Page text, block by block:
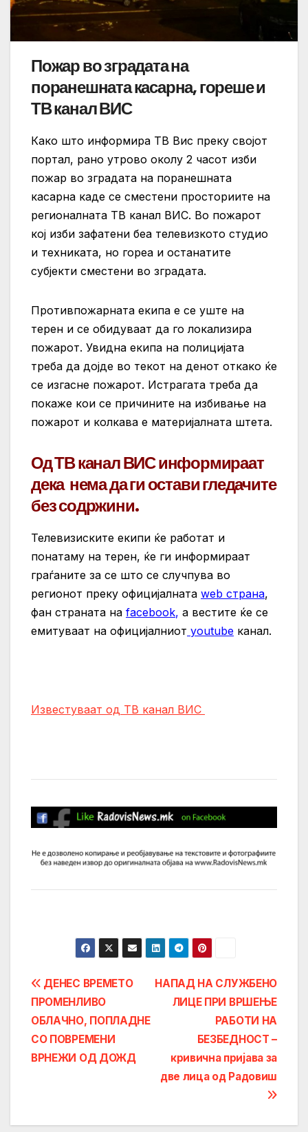
Пожар во зградата на
поранешната касарна, гореше и
ТВ канал ВИС
Како што информира ТВ Вис преку својот
портал, рано утрово околу 2 часот изби
пожар во зградата на поранешната
касарна каде се сместени просториите на
регионалната ТВ канал ВИС. Во пожарот
кој изби зафатени беа телевизкото студио
и техниката, но гореа и останатите
субјекти сместени во зградата.
Противпожарната екипа е се уште на
терен и се обидуваат да го локализира
пожарот. Увидна екипа на полицијата
треба да дојде во текот на денот откако ќе
се изгасне пожарот. Истрагата треба да
покаже кои се причините на избивање на
пожарот и колкава е материјалната штета.
Од ТВ канал ВИС информираат
дека нема да ги остави гледачите
без содржини.
Телевизиските екипи ќе работат и
понатаму на терен, ќе ги информираат
граѓаните за се што се случпува во
регионот преку официјалната web страна,
фан страната на facebook, а вестите ќе се
емитуваат на официјалниот youtube канал.
Известуваат од ТВ канал ВИС
Post
navigation
НАПАД НА СЛУЖБЕНО
ЛИЦЕ ПРИ ВРШЕЊЕ
РАБОТИ НА
БЕЗБЕДНОСТ –
кривична пријава за
две лица од Радовиш
ДЕНЕС ВРЕМЕТО
ПРОМЕНЛИВО
ОБЛАЧНО, ПОПЛАДНЕ
СО ПОВРЕМЕНИ
ВРНЕЖИ ОД ДОЖД